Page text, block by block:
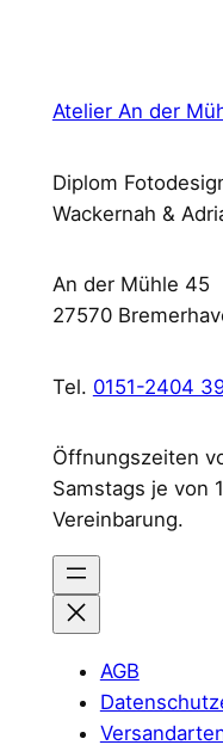
Atelier An der
Diplom
Wackernah &
An der Mühle 45
27570
Tel. 0151-2404
Öffnungszeiten
Samstags je von
Vereinbarung.
AGB